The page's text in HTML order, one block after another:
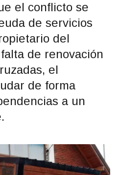
el conflicto se
de servicios
del
de renovación
el
de forma
a un